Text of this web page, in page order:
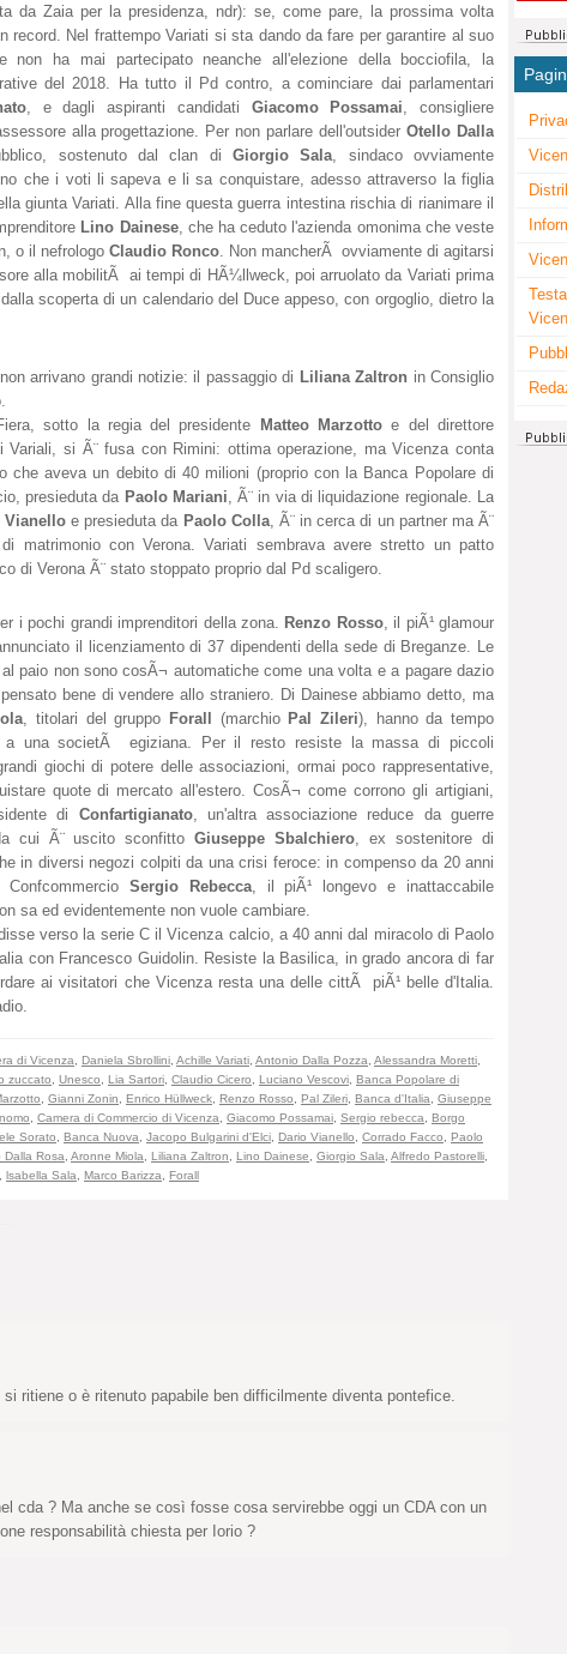
da Zaia per la presidenza, ndr): se, come pare, la prossima volta
record. Nel frattempo Variati si sta dando da fare per garantire al suo
non ha mai partecipato neanche all'elezione della bocciofila, la
del 2018. Ha tutto il Pd contro, a cominciare dai parlamentari
, e dagli aspiranti candidati Giacomo Possamai , consigliere
alla progettazione. Per non parlare dell'outsiderOtello Dalla
sostenuto dal clan di Giorgio Sala , sindaco ovviamente
che i voti li sapeva e li sa conquistare, adesso attraverso la figlia
giunta Variati. Alla fine questa guerra intestina rischia di rianimare il
Lino Dainese, che ha ceduto l'azienda omonima che veste
o il nefrologo Claudio Ronco . Non mancherÃ ovviamente di agitarsi
alla mobilitÃ ai tempi di HÃ¼llweck, poi arruolato da Variati prima
scoperta di un calendario del Duce appeso, con orgoglio, dietro la
arrivano grandi notizie: il passaggio di Liliana Zaltron in Consiglio
sotto la regia del presidente
Matteo Marzottoe del direttore
Variali, si Ã¨ fusa con Rimini: ottima operazione, ma Vicenza conta
che aveva un debito di 40 milioni (proprio con la Banca Popolare di
presieduta da Paolo Mariani, Ã¨ in via di liquidazione regionale. La
Vianelloe presieduta daPaolo Colla, Ã¨ in cerca di un partner ma Ã¨
matrimonio con Verona. Variati sembrava avere stretto un patto
di Verona Ã¨ stato stoppato proprio dal Pd scaligero.
i pochi grandi imprenditori della zona. Renzo Rosso, il piÃ¹ glamour
il licenziamento di 37 dipendenti della sede di Breganze. Le
paio non sono cosÃ¬ automatiche come una volta e a pagare dazio
bene di vendere allo straniero. Di Dainese abbiamo detto, ma
, titolari del gruppo Forall (marchio Pal Zileri), hanno da tempo
a una societÃ egiziana. Per il resto resiste la massa di piccoli
giochi di potere delle associazioni, ormai poco rappresentative,
quote di mercato all'estero. CosÃ¬ come corrono gli artigiani,
di Confartigianato, un'altra associazione reduce da guerre
cui Ã¨ uscito sconfittoGiuseppe Sbalchiero, ex sostenitore di
in diversi negozi colpiti da una crisi feroce: in compenso da 20 anni
Sergio Rebecca, il piÃ¹ longevo e inattaccabile
sa ed evidentemente non vuole cambiare.
verso la serie C il Vicenza calcio, a 40 anni dal miracolo di Paolo
con Francesco Guidolin. Resiste la Basilica, in grado ancora di far
ai visitatori che Vicenza resta una delle cittÃ piÃ¹ belle d'Italia.
di Vicenza Daniela Sbrollini Achille Variati Antonio Dalla Pozza Alessandra Moretti
zuccato Unesco Lia Sartori Claudio Cicero Luciano Vescovi
Banca Popolare di
Gianni Zonin Enrico Hüllweck Renzo Rosso Pal Zileri Banca d'Italia
Giuseppe
Camera di Commercio di Vicenza Giacomo Possamai Sergio rebecca
Borgo
Sorato Banca Nuova Jacopo Bulgarini d'Elci Dario Vianello Corrado Facco
Paolo
Dalla Rosa Aronne Miola Liliana Zaltron Lino Dainese Giorgio Sala Alfredo Pastorelli
lsabella Sala Marco Barizza Forall
ritiene o è ritenuto papabile ben difficilmente diventa pontefice.
cda ? Ma anche se così fosse cosa servirebbe oggi un CDA con un
responsabilità chiesta per Iorio ?